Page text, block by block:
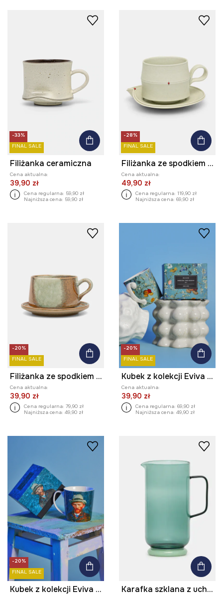
-33%
FINAL SALE
Filiżanka ceramiczna
Cena aktualna:
39,90 zł
Cena regularna: 59,90 zł
Najniższa cena: 59,90 zł
-28%
FINAL SALE
Filiżanka ze spodkiem ceramiczna
Cena aktualna:
49,90 zł
Cena regularna: 119,90 zł
Najniższa cena: 69,90 zł
-20%
FINAL SALE
Filiżanka ze spodkiem ceramiczna
Cena aktualna:
39,90 zł
Cena regularna: 79,90 zł
Najniższa cena: 49,90 zł
-20%
FINAL SALE
Kubek z kolekcji Eviva L'arte 460 ml
Cena aktualna:
39,90 zł
Cena regularna: 69,90 zł
Najniższa cena: 49,90 zł
-20%
FINAL SALE
Kubek z kolekcji Eviva L'arte 460 ml Karafka szklana z uchwytem